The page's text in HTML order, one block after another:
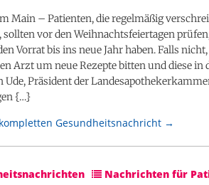
Main – Patienten, die regelmäßig
vor den Weihnachtsfeiertagen
Vorrat bis ins neue Jahr haben. Falls
Arzt um neue Rezepte bitten und diese
Ude, Präsident der
{…}
Gesundheitsnachricht →
Nachrichten für